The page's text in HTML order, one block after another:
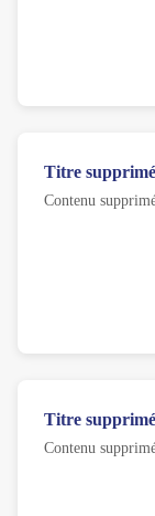
Titre supprimé
Contenu
Titre supprimé
Contenu